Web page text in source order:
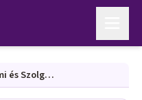
T & A Kereskedelmi és Szolgáltató Kft.